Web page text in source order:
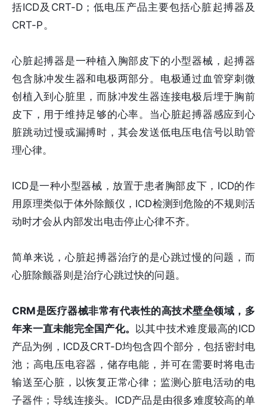
括ICD及CRT-D；低电压产品主要包括⼼脏起搏器及
CRT-P。
心脏起搏器是一种植入胸部皮下的小型器械，起搏器
包含脉冲发生器和电极两部分。电极通过血管穿刺微
创植入到心脏里，而脉冲发生器连接电极后埋于胸前
皮下，用于维持足够的心率。当⼼脏起搏器感应到⼼
脏跳动过慢或漏搏时，其会发送低电压电信号以助管
理⼼律。
ICD是一种小型器械，放置于患者胸部皮下，ICD的作
用原理类似于体外除颤仪，ICD检测到危险的不规则活
动时才会从内部发出电击停止心律不齐。
简单来说，心脏起搏器治疗的是心跳过慢的问题，而
心脏除颤器则是治疗心跳过快的问题。
CRM是医疗器械非常有代表性的高技术壁垒领域，多
年来一直未能完全国产化。 以其中技术难度最高的ICD
产品为例，ICD及CRT-D均包含四个部分，包括密封电
池；高电压电容器，储存电能，并可在需要时将电击
输送至⼼脏，以恢复正常⼼律；监测⼼脏电活动的电
子器件；导线连接头。ICD产品是由很多难度较高的单